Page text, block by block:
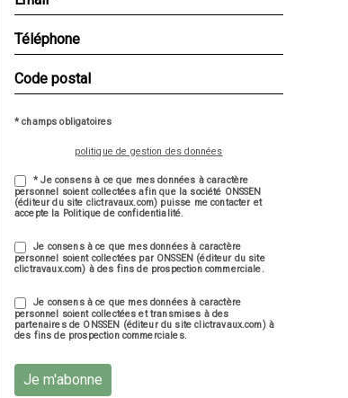
* champs obligatoires
politique de gestion des données
* Je consens à ce que mes données à caractère
personnel soient collectées afin que la société ONSSEN
(éditeur du site clictravaux.com) puisse me contacter et
accepte la Politique de confidentialité.
Je consens à ce que mes données à caractère
personnel soient collectées par ONSSEN (éditeur du site
clictravaux.com) à des fins de prospection commerciale.
Je consens à ce que mes données à caractère
personnel soient collectées et transmises à des
partenaires de ONSSEN (éditeur du site clictravaux.com) à
des fins de prospection commerciales.
Je m'abonne